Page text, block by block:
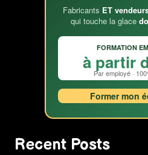
Fabricants ET
qui touche la glace
FORMATION
à partir
Par employé ·
Former mon
Recent Posts